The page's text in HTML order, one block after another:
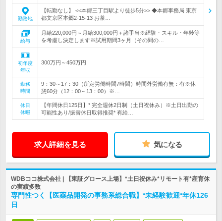
勤務地
【転勤なし】 <<本郷三丁目駅より徒歩5分>> ◆本郷事務局 東京
都文京区本郷2-15-13 お茶…
給与
月給220,000円～月給300,000円＋諸手当※経験・スキル・年齢等
を考慮し決定します※試用期間3ヶ月（その間の…
初年度
年収
300万円～450万円
勤務
時間
9：30～17：30（所定労働時間7時間）時間外労働有無：有※休
憩60分（12：00～13：00）※…
休日
休暇
【年間休日125日】* 完全週休2日制（土日祝休み）※土日出勤の
可能性あり/振替休日取得推奨* 有給…
求人詳細を見る 気になる
WDBココ株式会社 | 【東証グロース上場】*土日祝休み*リモート有*産育休
の実績多数
専門性つく【医薬品開発の事務系総合職】*未経験歓迎*年休126
日